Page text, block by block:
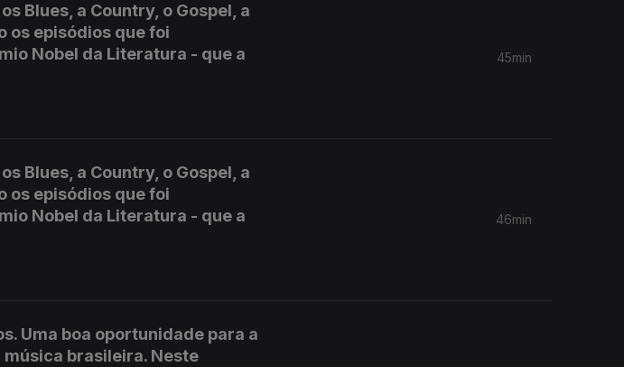
Blues, a Country, o Gospel, a
os episódios que foi
Nobel da Literatura - que a
45min
Blues, a Country, o Gospel, a
os episódios que foi
Nobel da Literatura - que a
46min
Uma boa oportunidade para a
brasileira. Neste